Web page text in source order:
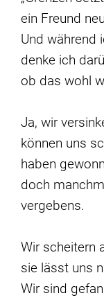
ein Freund
Und während
denke ich
ob das wohl
Ja, wir
können uns
haben
doch
vergebens.
Wir scheitern
sie lässt uns
Wir sind